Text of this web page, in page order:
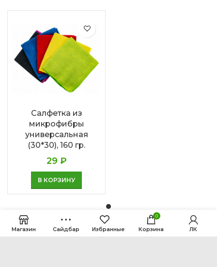
Салфетка из
микрофибры
универсальная
(30*30), 160 гр.
29 ₽
В КОРЗИНУ
Магазин Сайдбар Избранные
0
Корзина ЛК